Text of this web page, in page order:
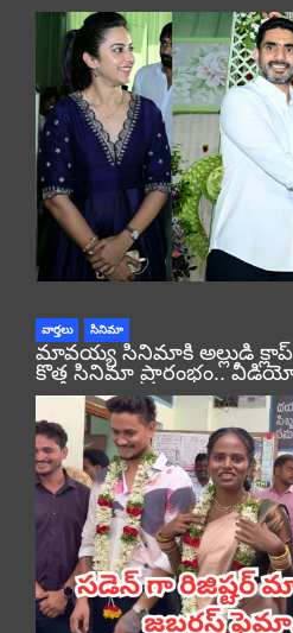
వార్తలు సినిమా
మావయ్య సినిమాకి అల్లుడి
కొత్త సినిమా ప్రారంభం..